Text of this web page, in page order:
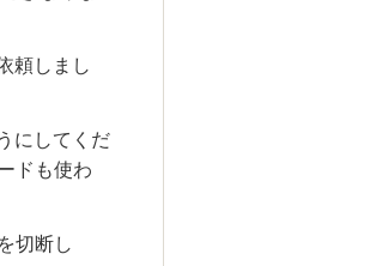
頼しまし
にしてくだ
ドも使わ
切断し